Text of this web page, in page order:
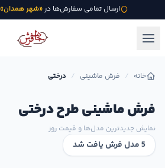
ارسال تمامی سفارش‌ها در«شهر همدان»
خانه / فرش ماشینی / درختی
فرش ماشینی طرح درختی
نمایش جدیدترین مدل‌ها و قیمت روز
5 مدل فرش یافت شد